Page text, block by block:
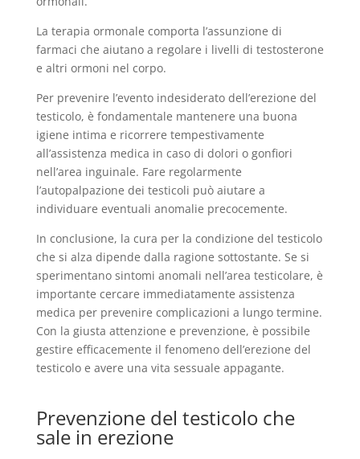
La terapia ormonale comporta l’assunzione di
farmaci che aiutano a regolare i livelli di testosterone
e altri ormoni nel corpo.
Per prevenire l’evento indesiderato dell’erezione del
testicolo, è fondamentale mantenere una buona
igiene intima e ricorrere tempestivamente
all’assistenza medica in caso di dolori o gonfiori
nell’area inguinale. Fare regolarmente
l’autopalpazione dei testicoli può aiutare a
individuare eventuali anomalie precocemente.
In conclusione, la cura per la condizione del testicolo
che si alza dipende dalla ragione sottostante. Se si
sperimentano sintomi anomali nell’area testicolare, è
importante cercare immediatamente assistenza
medica per prevenire complicazioni a lungo termine.
Con la giusta attenzione e prevenzione, è possibile
gestire efficacemente il fenomeno dell’erezione del
testicolo e avere una vita sessuale appagante.
Prevenzione del testicolo che
sale in erezione